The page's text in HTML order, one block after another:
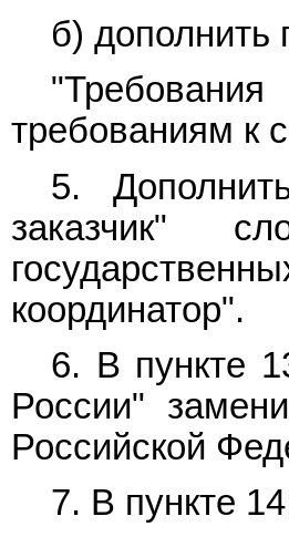
б) дополнить
требованиям к
5.
заказчик"
координатор".
6. В пункте
России"
Российской
7. В пункте